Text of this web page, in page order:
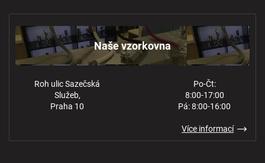
Ochrana osobních údajů
Naše vzorkovna
Roh ulic Sazečská
Služeb,
Praha 10
Po-Čt:
8:00-17:00
Pá: 8:00-16:00
Více informací